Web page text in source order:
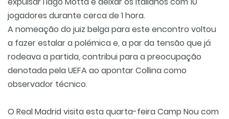
jogadores durante cerca de 1 hora.
A nomeação do juiz belga para este encontro voltou
a fazer estalar a polémica e, a par da tensão que já
rodeava a partida, contribui para a preocupação
denotada pela UEFA ao apontar Collina como
observador técnico.
O Real Madrid visita esta quarta-feira Camp Nou com